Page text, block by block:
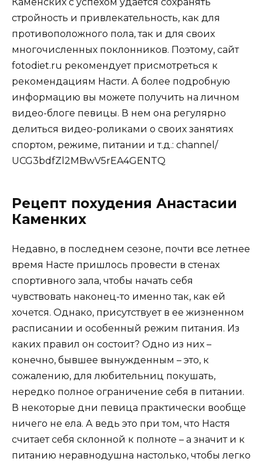
стройность и привлекательность, как для
противоположного пола, так и для своих
многочисленных поклонников. Поэтому, сайт
fotodiet.ru рекомендует присмотреться к
рекомендациям Насти. А более подробную
информацию вы можете получить на личном
видео-блоге певицы. В нем она регулярно
делиться видео-роликами о своих занятиях
спортом, режиме, питании и т.д.: channel/
UCG3bdfZl2MBwV5rEA4GENTQ
Рецепт похудения Анастасии
Каменких
Недавно, в последнем сезоне, почти все летнее
время Насте пришлось провести в стенах
спортивного зала, чтобы начать себя
чувствовать наконец-то именно так, как ей
хочется. Однако, присутствует в ее жизненном
расписании и особенный режим питания. Из
каких правил он состоит? Одно из них –
конечно, бывшее вынужденным – это, к
сожалению, для любительниц покушать,
нередко полное ограничение себя в питании.
В некоторые дни певица практически вообще
ничего не ела. А ведь это при том, что Настя
считает себя склонной к полноте – а значит и к
питанию неравнодушна настолько, чтобы легко